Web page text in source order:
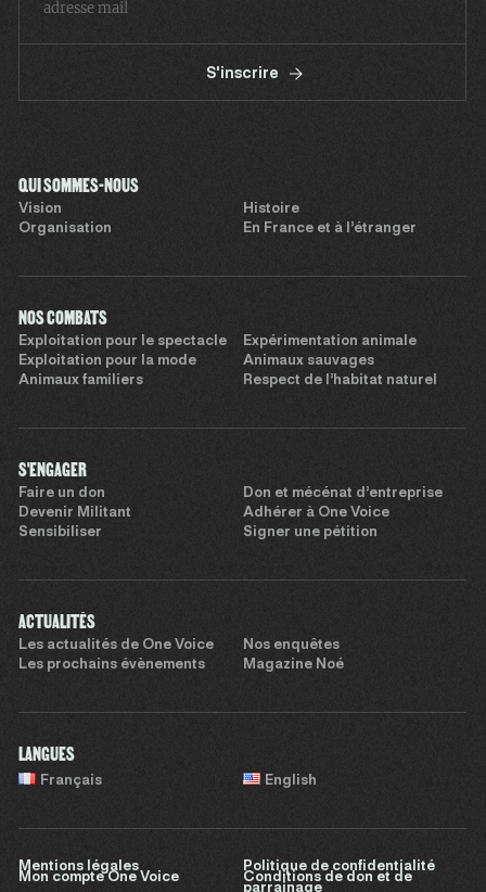
S'inscrire
QUI SOMMES-NOUS
Vision
Histoire
Organisation
En France et à l’étranger
NOS COMBATS
Exploitation pour le spectacle
Expérimentation animale
Exploitation pour la mode
Animaux sauvages
Animaux familiers
Respect de l’habitat naturel
S'ENGAGER
Faire un don
Don et mécénat d’entreprise
Devenir Militant
Adhérer à One Voice
Sensibiliser
Signer une pétition
ACTUALITÉS
Les actualités de One Voice
Nos enquêtes
Les prochains évènements
Magazine Noé
LANGUES
Français English
Mentions légales
Politique de confidentialité
Mon compte One Voice
Conditions de don et de
parrainage